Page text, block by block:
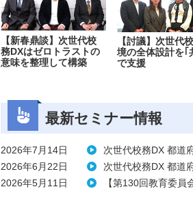
【新春鼎談】次世代校
務DXはゼロトラストの
意味を整理して構築
【討議】次世代
境の全体設計を｢
で支援
最新セミナー情報
2026年7月14日
次世代校務DX 都道
2026年6月22日
次世代校務DX 都道
2026年5月11日
【第130回教育委